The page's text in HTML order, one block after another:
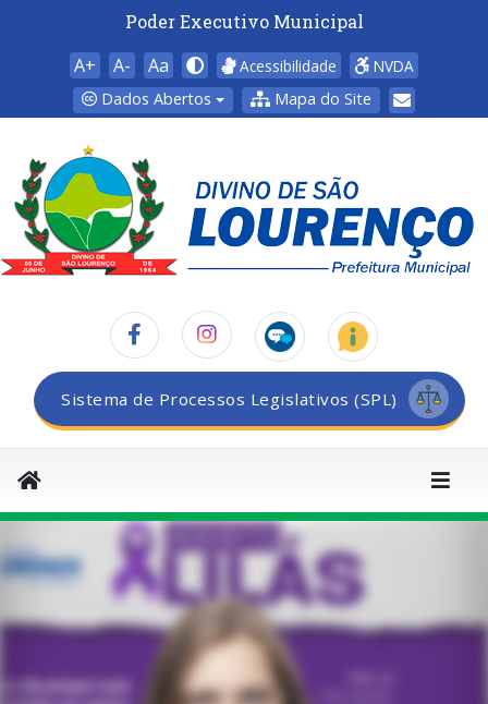
Poder Executivo Municipal
A+ A- Aa Acessibilidade
NVDA
Dados Abertos
Mapa do Site
Sistema de Processos Legislativos (SPL)